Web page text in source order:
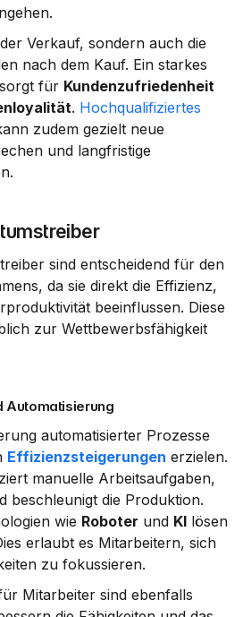
Verkauf, sondern auch die
nach dem Kauf. Ein starkes
für Kundenzufriedenheit
. Hochqualifiziertes
zudem gezielt neue
und langfristige
sind entscheidend für den
da sie direkt die Effizienz,
beeinflussen. Diese
zur Wettbewerbsfähigkeit
Automatisierung
automatisierter Prozesse
Effizienzsteigerungen erzielen.
manuelle Arbeitsaufgaben,
beschleunigt die Produktion.
wie Roboter und KI lösen
erlaubt es Mitarbeitern, sich
zu fokussieren.
Mitarbeiter sind ebenfalls